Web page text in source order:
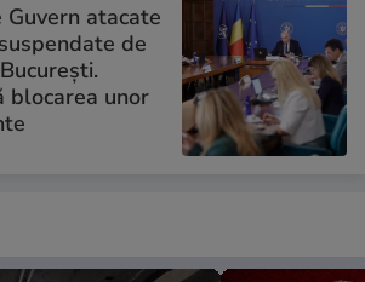
Guvern atacate
de
blocarea unor